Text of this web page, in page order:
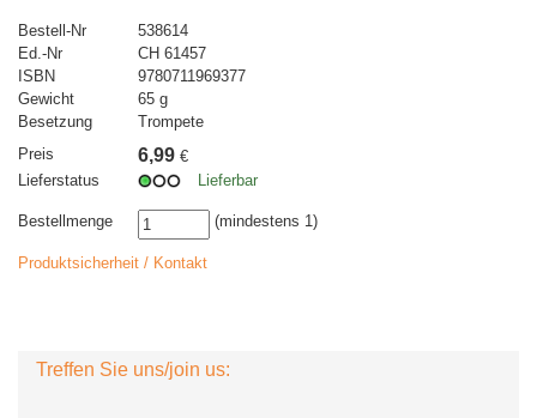
Bestell-Nr
538614
Ed.-Nr
CH 61457
ISBN
9780711969377
Gewicht
65 g
Besetzung
Trompete
Preis
6,99 €
Lieferstatus
Lieferbar
Bestellmenge (mindestens 1)
Produktsicherheit / Kontakt
Treffen Sie uns/join us: